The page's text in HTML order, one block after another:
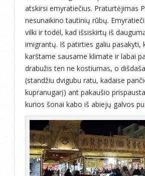
atskirsi emyratiečius. Praturtėjimas
nesunaikino tautinių rūbų.
vilki ir todėl, kad išsiskirtų iš
imigrantų. Iš patirties galiu pasakyti,
karštame sausame klimate ir labai
drabužis ten ne kostiumas, o
(standžiu dvigubu ratu, kadaise
kupranugarį) ant pakaušio
kurios šonai kabo iš abiejų galvos